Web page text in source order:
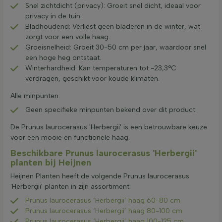
Snel zichtdicht (privacy): Groeit snel dicht, ideaal voor
privacy in de tuin.
Bladhoudend: Verliest geen bladeren in de winter, wat
zorgt voor een volle haag.
Groeisnelheid: Groeit 30-50 cm per jaar, waardoor snel
een hoge heg ontstaat.
Winterhardheid: Kan temperaturen tot -23,3°C
verdragen, geschikt voor koude klimaten.
Alle minpunten:
Geen specifieke minpunten bekend over dit product.
De Prunus laurocerasus 'Herbergii' is een betrouwbare keuze
voor een mooie en functionele haag.
Beschikbare Prunus laurocerasus 'Herbergii'
planten bij Heijnen
Heijnen Planten heeft de volgende Prunus laurocerasus
'Herbergii' planten in zijn assortiment:
Prunus laurocerasus ‘Herbergii’ haag 60-80 cm
Prunus laurocerasus ‘Herbergii’ haag 80-100 cm